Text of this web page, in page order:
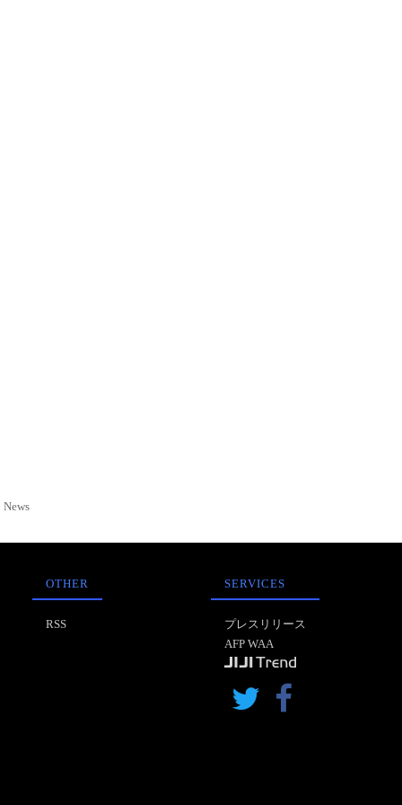
OTHER
RSS
SERVICES
プレスリリース
AFP WAA